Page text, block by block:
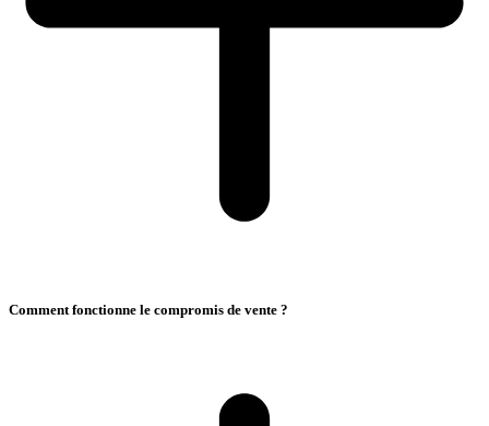
Comment fonctionne le compromis de vente ?